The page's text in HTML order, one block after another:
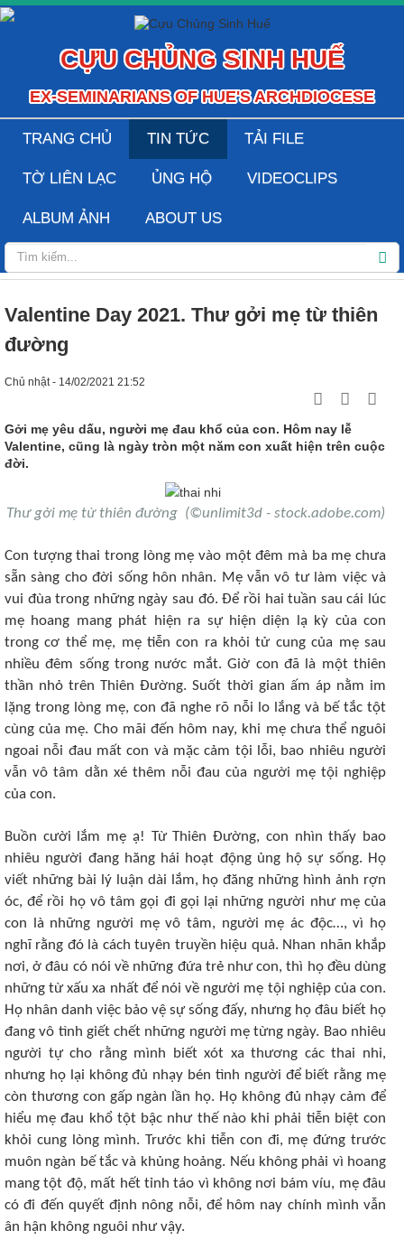
CỰU CHỦNG SINH HUẾ
EX-SEMINARIANS OF HUE'S ARCHDIOCESE
TRANG CHỦ TIN TỨC TẢI FILE
TỜ LIÊN LẠC ỦNG HỘ VIDEOCLIPS
ALBUM ẢNH ABOUT US
Valentine Day 2021. Thư gởi mẹ từ thiên
đường
Chủ nhật - 14/02/2021 21:52
Gởi mẹ yêu dấu, người mẹ đau khổ của con. Hôm nay lễ
Valentine, cũng là ngày tròn một năm con xuất hiện trên cuộc
đời.
Thư gởi mẹ từ thiên đường (©unlimit3d - stock.adobe.com)
Con tượng thai trong lòng mẹ vào một đêm mà ba mẹ chưa
sẵn sàng cho đời sống hôn nhân. Mẹ vẫn vô tư làm việc và
vui đùa trong những ngày sau đó. Để rồi hai tuần sau cái lúc
mẹ hoang mang phát hiện ra sự hiện diện lạ kỳ của con
trong cơ thể mẹ, mẹ tiễn con ra khỏi tử cung của mẹ sau
nhiều đêm sống trong nước mắt. Giờ con đã là một thiên
thần nhỏ trên Thiên Đường. Suốt thời gian ấm áp nằm im
lặng trong lòng mẹ, con đã nghe rõ nỗi lo lắng và bế tắc tột
cùng của mẹ. Cho mãi đến hôm nay, khi mẹ chưa thể nguôi
ngoai nỗi đau mất con và mặc cảm tội lỗi, bao nhiêu người
vẫn vô tâm dằn xé thêm nỗi đau của người mẹ tội nghiệp
của con.
Buồn cười lắm mẹ ạ! Từ Thiên Đường, con nhìn thấy bao
nhiêu người đang hăng hái hoạt động ủng hộ sự sống. Họ
viết những bài lý luận dài lắm, họ đăng những hình ảnh rợn
óc, để rồi họ vô tâm gọi đi gọi lại những người như mẹ của
con là những người mẹ vô tâm, người mẹ ác độc…, vì họ
nghĩ rằng đó là cách tuyên truyền hiệu quả. Nhan nhãn khắp
nơi, ở đâu có nói về những đứa trẻ như con, thì họ đều dùng
những từ xấu xa nhất để nói về người mẹ tội nghiệp của con.
Họ nhân danh việc bảo vệ sự sống đấy, nhưng họ đâu biết họ
đang vô tình giết chết những người mẹ từng ngày. Bao nhiêu
người tự cho rằng mình biết xót xa thương các thai nhi,
nhưng họ lại không đủ nhạy bén tình người để biết rằng mẹ
còn thương con gấp ngàn lần họ. Họ không đủ nhạy cảm để
hiểu mẹ đau khổ tột bậc như thế nào khi phải tiễn biệt con
khỏi cung lòng mình. Trước khi tiễn con đi, mẹ đứng trước
muôn ngàn bế tắc và khủng hoảng. Nếu không phải vì hoang
mang tột độ, mất hết tỉnh táo vì không nơi bám víu, mẹ đâu
có đi đến quyết định nông nỗi, để hôm nay chính mình vẫn
ân hận không nguôi như vậy.